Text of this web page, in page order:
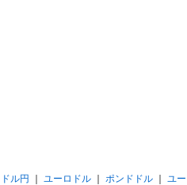
ドル円 ユーロドル｜ ポンドドル｜ ユ